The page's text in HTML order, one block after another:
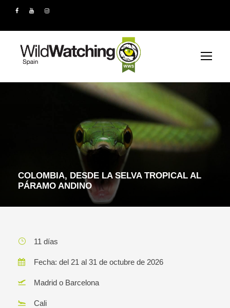
COLOMBIA, DESDE LA SELVA TROPICAL AL
PÁRAMO ANDINO
11 días
Fecha: del 21 al 31 de octubre de 2026
Madrid o Barcelona
Cali